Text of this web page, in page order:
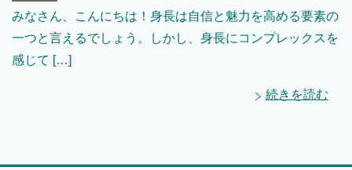
みなさん、こんにちは！身長は自信と魅力を高める要素の
一つと言えるでしょう。しかし、身長にコンプレックスを
感じて […]
続きを読む